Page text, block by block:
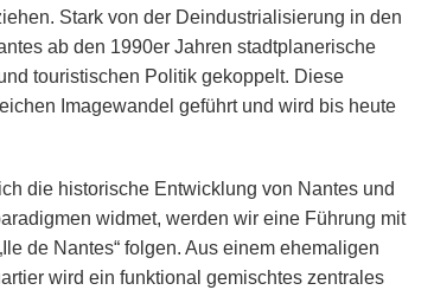
Stark von der Deindustrialisierung in den
ab den 1990er Jahren stadtplanerische
touristischen Politik gekoppelt. Diese
Imagewandel geführt und wird bis heute
die historische Entwicklung von Nantes und
widmet, werden wir eine Führung mit
de Nantes“ folgen. Aus einem ehemaligen
wird ein funktional gemischtes zentrales